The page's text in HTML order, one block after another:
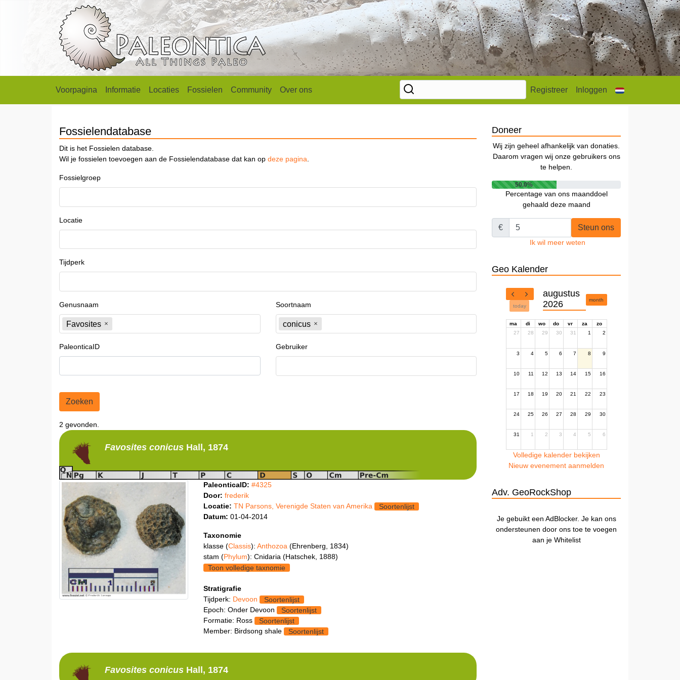
Voorpagina Informatie Locaties Fossielen Community Over ons Registreer Inloggen
Fossielendatabase
Dit is het Fossielen database.
Wil je fossielen toevoegen aan de Fossielendatabase dat kan op deze pagina
Fossielgroep
Locatie
Tijdperk
Genusnaam
Favosites
Soortnaam
conicus
PaleonticaID Gebruiker
Zoeken
2 gevonden.
Favositesconicus Hall, 1874
PaleonticaID: #4325
Door: frederik
Locatie: TN Parsons, Verenigde Staten van Amerika
Soortenlijst
Datum: 01-04-2014
Taxonomie
klasse (Classis): Anthozoa (Ehrenberg, 1834)
stam (Phylum): Cnidaria (Hatschek, 1888)
Toon volledige taxnomie
Stratigrafie
Tijdperk: Devoon
Soortenlijst
Epoch: Onder Devoon
Soortenlijst
Formatie: Ross
Soortenlijst
Member: Birdsong shale
Soortenlijst
Favositesconicus Hall, 1874
Doneer
Wij zijn geheel afhankelijk van donaties.
Daarom vragen wij onze gebruikers ons
te helpen.
50.0%
Percentage van ons maanddoel
gehaald deze maand
€ Steun ons
Ik wil meer weten
Geo Kalender
today
augustus
2026
month
ma di wo do vr za
zo
27
28 29 30 31 1 2
3 4 5 6 7 8 9
10 11 12 13 14 15 16
17 18 19 20 21 22 23
24 25 26 27 28 29 30
31 1 2 3 4 5 6
Volledige kalender bekijken
Nieuw evenement aanmelden
Adv. GeoRockShop
Je gebuikt een AdBlocker. Je kan ons
ondersteunen door ons toe te voegen
aan je Whitelist